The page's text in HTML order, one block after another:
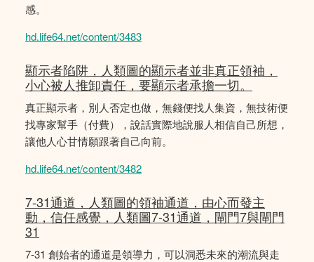
感。
hd.life64.net/content/3483
顯示者陷阱，人類圖的顯示者並非真正領袖，
小心被人推卸責任，要顯示者承擔一切。
真正顯示者，別人否定也做，無錢便找人集資，無技術便
找專家幫手（付費），說話實際地說服人相信自己所想，
讓他人心甘情願跟著自己向前。
hd.life64.net/content/3482
7-31通道，人類圖的領袖通道，由心而發主
動，信任感覺，人類圖7-31通道，閘門7與閘門
31
7-31 創始者的通道是領導力，可以洞悉未來的潮流與走